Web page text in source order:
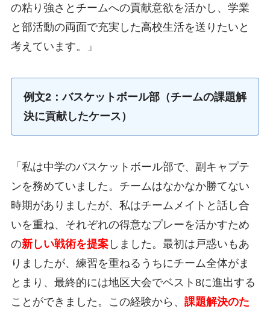
の粘り強さとチームへの貢献意欲を活かし、学業
と部活動の両面で充実した高校生活を送りたいと
考えています。」
例文2：バスケットボール部（チームの課題解
決に貢献したケース）
「私は中学のバスケットボール部で、副キャプテ
ンを務めていました。チームはなかなか勝てない
時期がありましたが、私はチームメイトと話し合
いを重ね、それぞれの得意なプレーを活かすため
の新しい戦術を提案しました。最初は戸惑いもあ
りましたが、練習を重ねるうちにチーム全体がま
とまり、最終的には地区大会でベスト8に進出する
ことができました。この経験から、 課題解決のた